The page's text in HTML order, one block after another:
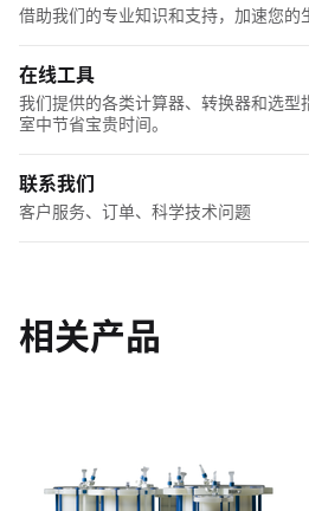
借助我们的专业知识和支持，加速您的
在线工具
我们提供的各类计算器、转换器和选型
室中节省宝贵时间。
联系我们
客户服务、订单、科学技术问题
相关产品